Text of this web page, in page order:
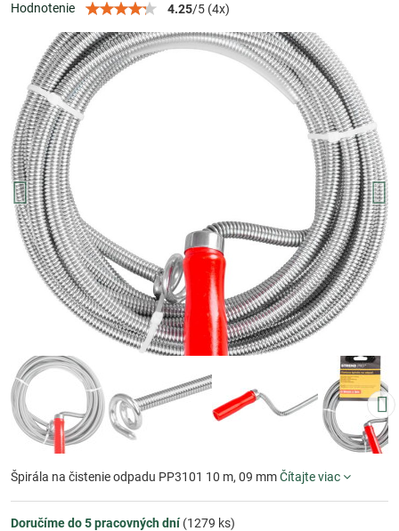
Hodnotenie 4.25/5 (4x)
Špirála na čistenie odpadu PP3101 10 m, 09 mmČítajte viac
Doručíme do 5 pracovných dní(1279 ks)